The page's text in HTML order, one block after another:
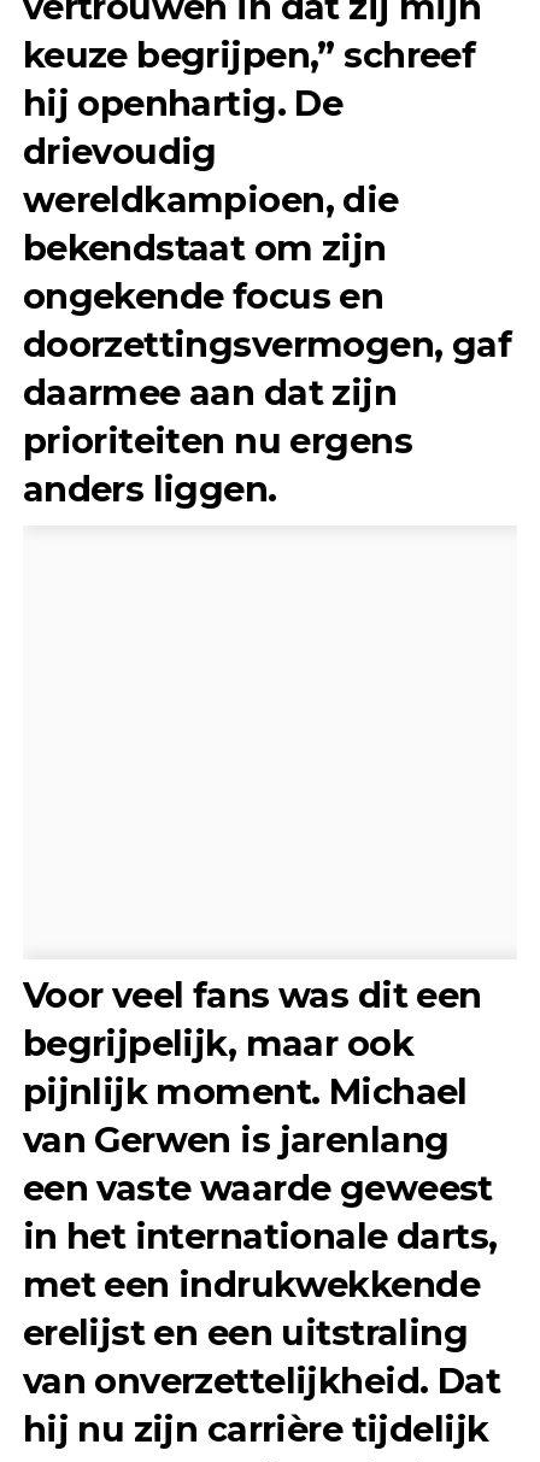
keuze begrijpen,” schreef
hij openhartig. De
drievoudig
wereldkampioen, die
bekendstaat om zijn
ongekende focus en
doorzettingsvermogen, gaf
daarmee aan dat zijn
prioriteiten nu ergens
anders liggen.
Voor veel fans was dit een
begrijpelijk, maar ook
pijnlijk moment. Michael
van Gerwen is jarenlang
een vaste waarde geweest
in het internationale darts,
met een indrukwekkende
erelijst en een uitstraling
van onverzettelijkheid. Dat
hij nu zijn carrière tijdelijk